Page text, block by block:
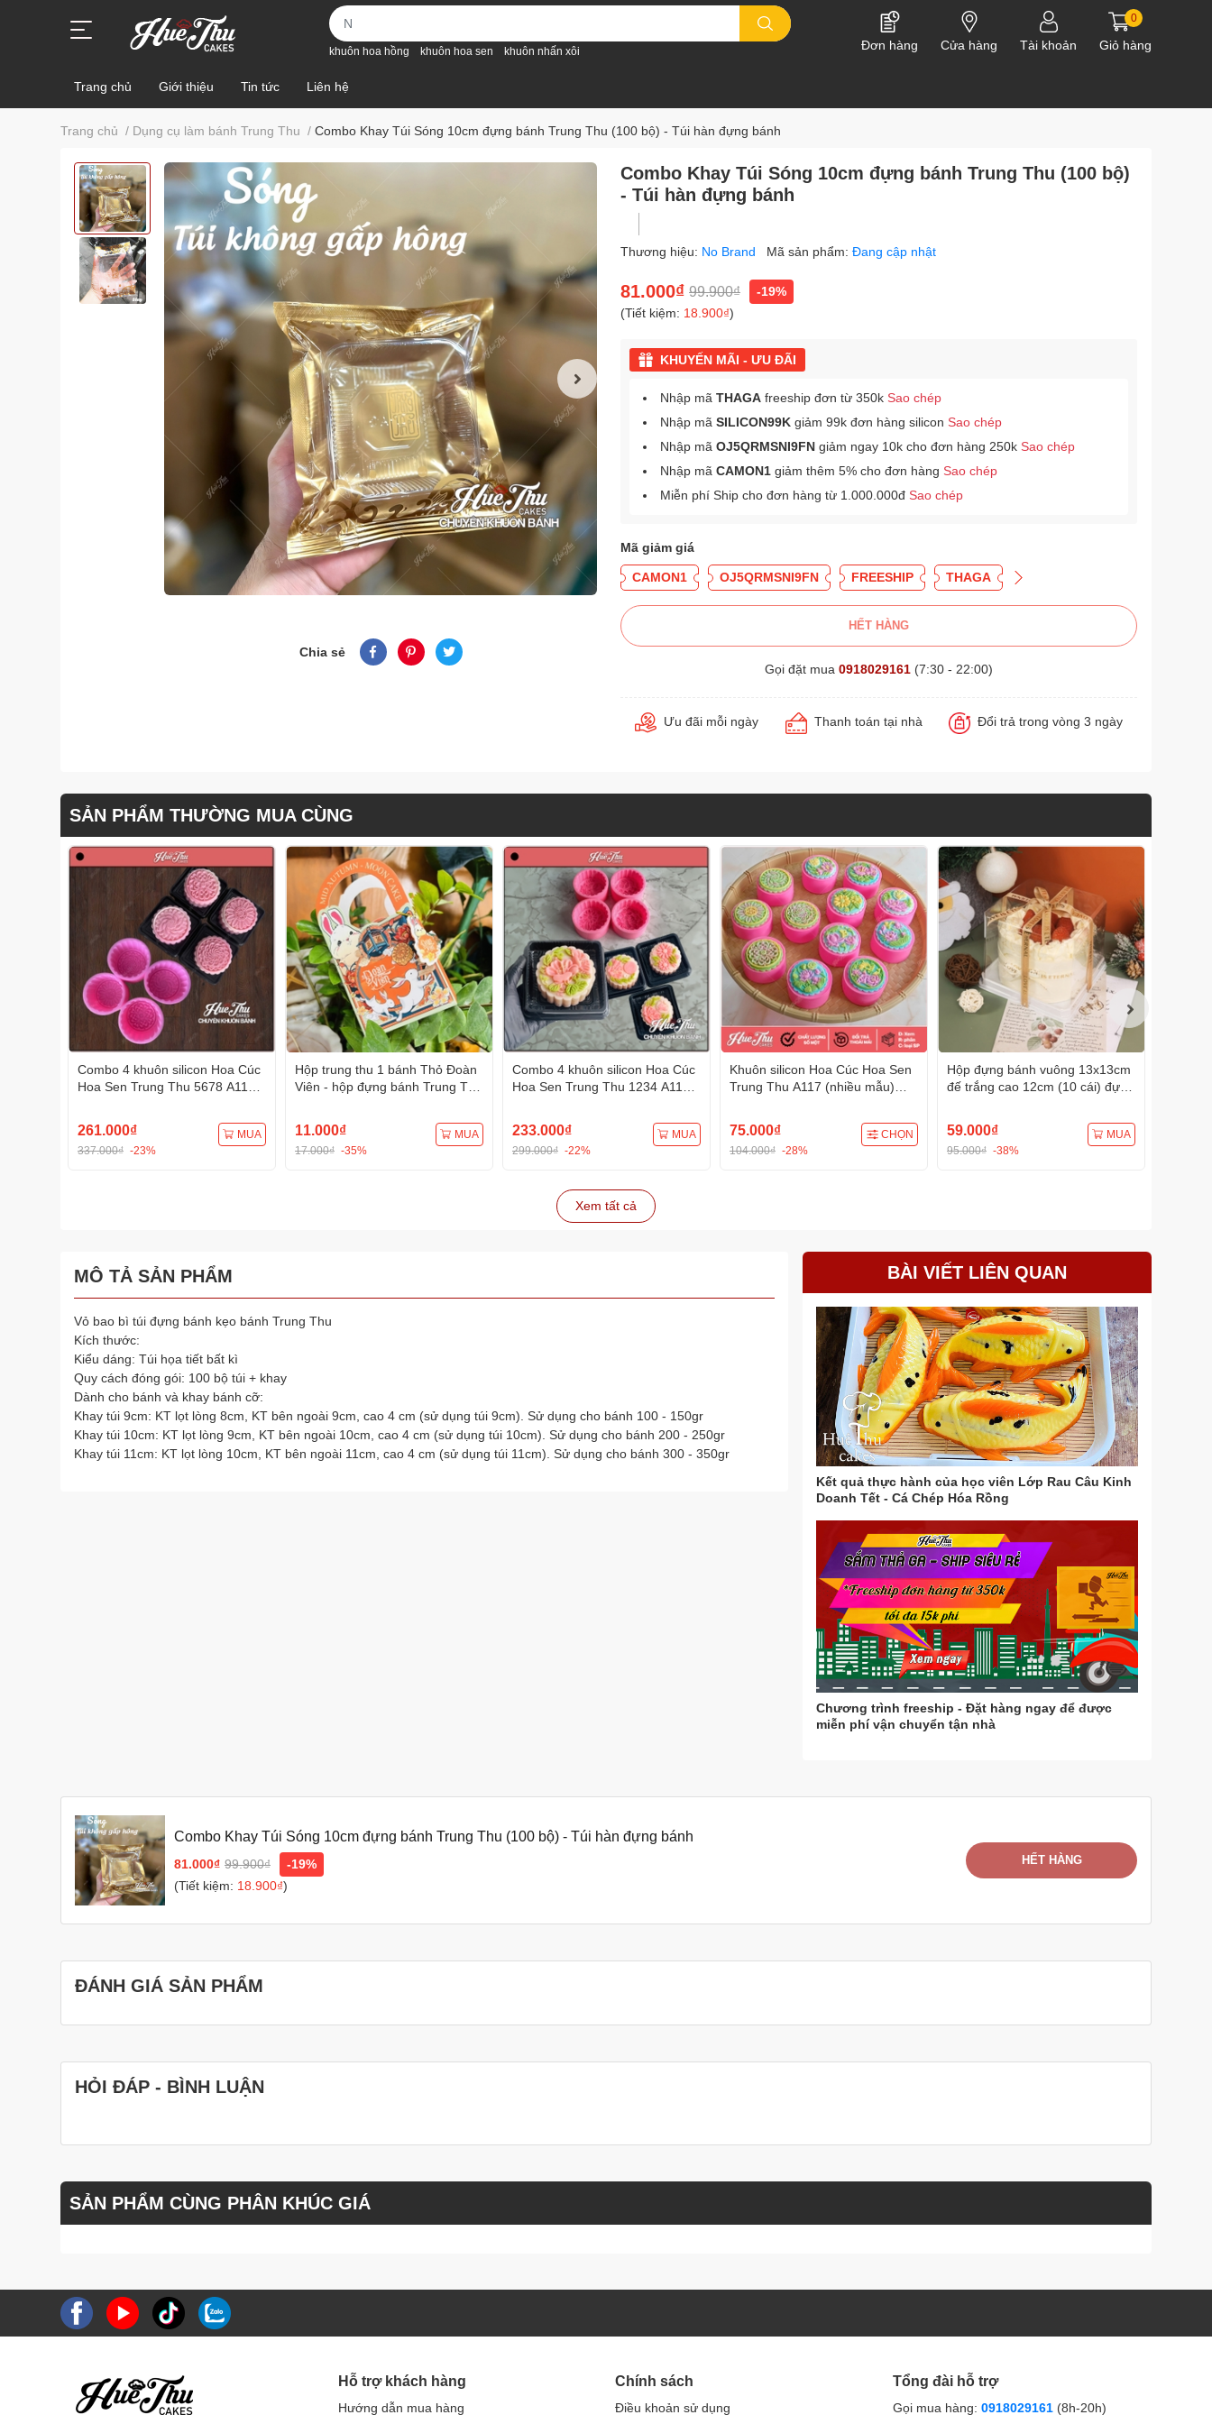
khuôn hoa hồng khuôn hoa sen khuôn nhấn xôi Đơn hàng Cửa hàng Tài khoản
0
Giỏ hàng
Trang chủ Giới thiệu Tin tức Liên hệ
Trang chủ / Dụng cụ làm bánh Trung Thu / Combo Khay Túi Sóng 10cm đựng bánh Trung Thu (100 bộ) - Túi hàn đựng bánh
Chia sẻ
Combo Khay Túi Sóng 10cm đựng bánh Trung Thu (100 bộ)
- Túi hàn đựng bánh
Thương hiệu: No Brand Mã sản phẩm: Đang cập nhật
81.000₫ 99.900₫
-19%
(Tiết kiệm: 18.900₫)
KHUYẾN MÃI - ƯU ĐÃI
Nhập mã THAGA freeship đơn từ 350k Sao chép
Nhập mã SILICON99K giảm 99k đơn hàng silicon Sao chép
Nhập mã OJ5QRMSNI9FN giảm ngay 10k cho đơn hàng 250k Sao chép
Nhập mã CAMON1 giảm thêm 5% cho đơn hàng Sao chép
Miễn phí Ship cho đơn hàng từ 1.000.000đ Sao chép
Mã giảm giá
CAMON1 OJ5QRMSNI9FN FREESHIP THAGA
HẾT HÀNG
Gọi đặt mua 0918029161 (7:30 - 22:00)
Ưu đãi mỗi ngày Thanh toán tại nhà Đổi trả trong vòng 3 ngày
SẢN PHẨM THƯỜNG MUA CÙNG
Combo 4 khuôn silicon Hoa Cúc
Hoa Sen Trung Thu 5678 A117
261.000₫
337.000₫ -23%
MUA
Hộp trung thu 1 bánh Thỏ Đoàn
Viên - hộp đựng bánh Trung Thu
11.000₫
17.000₫ -35%
MUA
Combo 4 khuôn silicon Hoa Cúc
Hoa Sen Trung Thu 1234 A117
233.000₫
299.000₫ -22%
MUA
Khuôn silicon Hoa Cúc Hoa Sen
Trung Thu A117 (nhiều mẫu)
75.000₫
104.000₫ -28%
CHỌN
Hộp đựng bánh vuông 13x13cm
đế trắng cao 12cm (10 cái) đựng
59.000₫
95.000₫ -38%
MUA
Xem tất cả
MÔ TẢ SẢN PHẨM
Vỏ bao bì túi đựng bánh kẹo bánh Trung Thu
Kích thước:
Kiểu dáng: Túi họa tiết bất kì
Quy cách đóng gói: 100 bộ túi + khay
Dành cho bánh và khay bánh cỡ:
Khay túi 9cm: KT lọt lòng 8cm, KT bên ngoài 9cm, cao 4 cm (sử dụng túi 9cm). Sử dụng cho bánh 100 - 150gr
Khay túi 10cm: KT lọt lòng 9cm, KT bên ngoài 10cm, cao 4 cm (sử dụng túi 10cm). Sử dụng cho bánh 200 - 250gr
Khay túi 11cm: KT lọt lòng 10cm, KT bên ngoài 11cm, cao 4 cm (sử dụng túi 11cm). Sử dụng cho bánh 300 - 350gr
BÀI VIẾT LIÊN QUAN
Kết quả thực hành của học viên Lớp Rau Câu Kinh
Doanh Tết - Cá Chép Hóa Rồng
Chương trình freeship - Đặt hàng ngay để được
miễn phí vận chuyển tận nhà
Combo Khay Túi Sóng 10cm đựng bánh Trung Thu (100 bộ) - Túi hàn đựng bánh
81.000₫ 99.900₫
-19%
(Tiết kiệm: 18.900₫)
HẾT HÀNG
ĐÁNH GIÁ SẢN PHẨM
HỎI ĐÁP - BÌNH LUẬN
SẢN PHẨM CÙNG PHÂN KHÚC GIÁ
Hỗ trợ khách hàng
Hướng dẫn mua hàng
Chính sách
Điều khoản sử dụng
Tổng đài hỗ trợ
Gọi mua hàng: 0918029161 (8h-20h)